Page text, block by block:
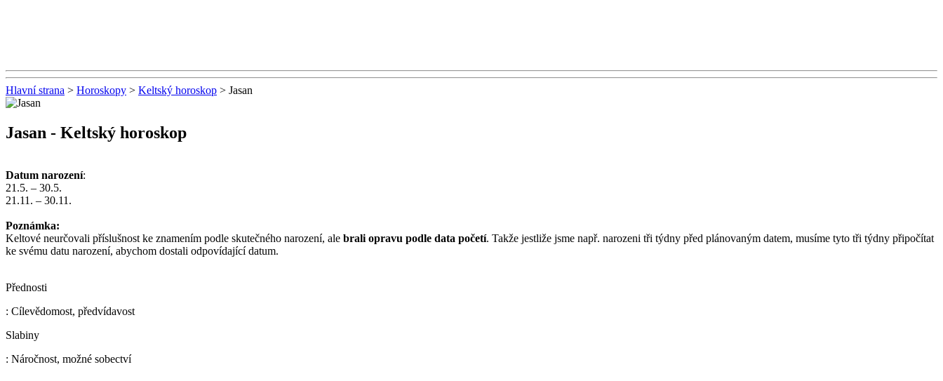
Hlavní strana > Horoskopy > Keltský horoskop > Jasan
Jasan - Keltský horoskop
Datum narození:
21.5. – 30.5.
21.11. – 30.11.
Poznámka:
Keltové neurčovali příslušnost ke znamením podle skutečného narození, ale brali opravu podle data početí. Takže jestliže jsme např. narozeni tři týdny před plánovaným datem, musíme tyto tři týdny připočítat
ke svému datu narození, abychom dostali odpovídající datum.
Přednosti
: Cílevědomost, předvídavost
Slabiny
: Náročnost, možné sobectví